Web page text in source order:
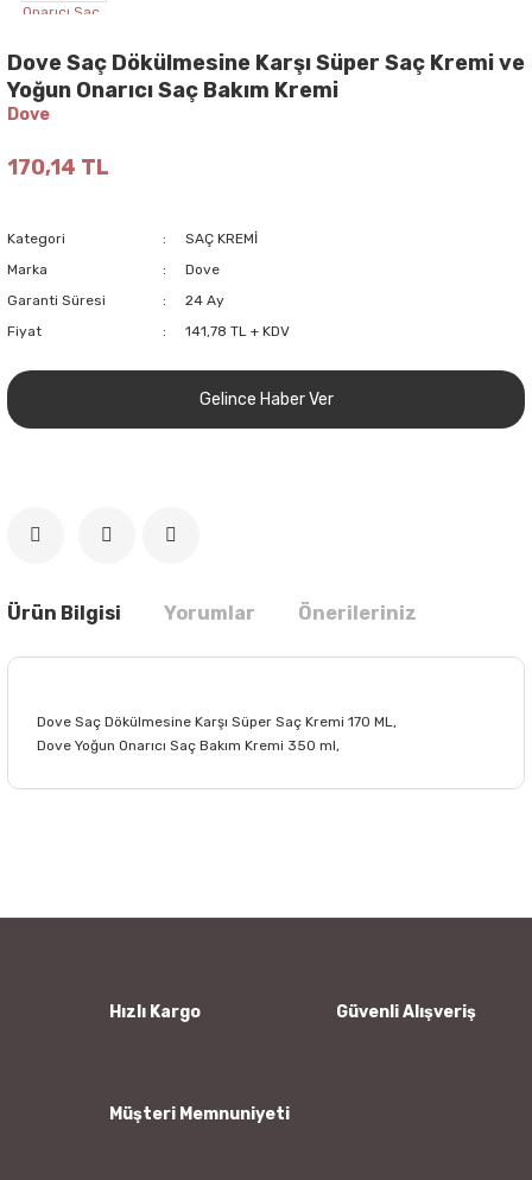
Dove Saç Dökülmesine Karşı Süper Saç Kremi ve
Yoğun Onarıcı Saç Bakım Kremi
Dove
170,14 TL
Kategori
SAÇ KREMİ
Marka
Dove
Garanti Süresi
24 Ay
Fiyat
141,78 TL + KDV
Gelince Haber Ver
Ürün Bilgisi Yorumlar Önerileriniz
Dove Saç Dökülmesine Karşı Süper Saç Kremi 170 ML,
Dove Yoğun Onarıcı Saç Bakım Kremi 350 ml,
Ürün bilgilerinde hatalar bulunuyor.
Hızlı Kargo Güvenli Alışveriş
Müşteri Memnuniyeti